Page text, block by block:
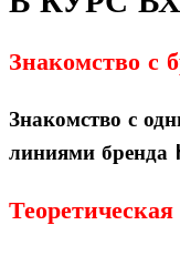
Знакомство с
Знакомство с
линиями бренда
Теоретическая